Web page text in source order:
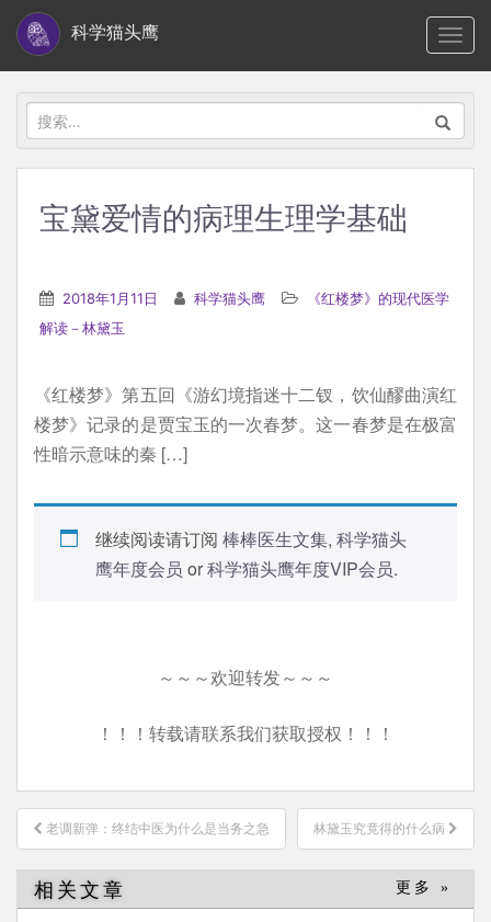
i
科学猫头鹰
搜
索：
宝黛爱情的病理生理学基础
2018年1月11日 科学猫头鹰
《红楼梦》的现代医学
解读－林黛玉
《红楼梦》第五回《游幻境指迷十二钗，饮仙醪曲演红
楼梦》记录的是贾宝玉的一次春梦。这一春梦是在极富
性暗示意味的秦 […]
继续阅读请订阅 棒棒医生文集, 科学猫头
鹰年度会员 or科学猫头鹰年度VIP会员.
～～～欢迎转发～～～
！！！转载请联系我们获取授权！！！
文
章
导
航
老调新弹：终结中医为什么是当务之急 林黛玉究竟得的什么病
相关文章 更多 »